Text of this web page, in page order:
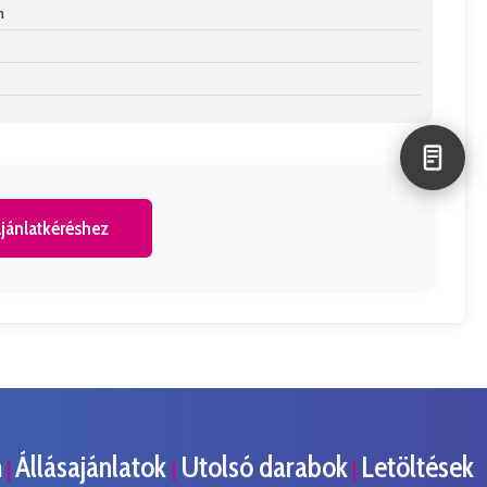
| Állásajánlatok | Utolsó darabok | Letöltések